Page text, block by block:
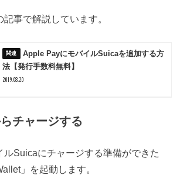
事で解説しています。
Apple PayにモバイルSuicaを追加する方
法【発行手数料無料】
2019.08.20
チャージする
ルSuicaにチャージする準備ができた
」を起動します。